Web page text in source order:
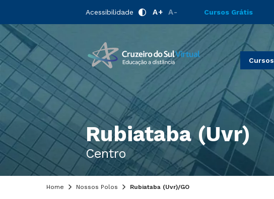
Acessibilidade A+ A- Cursos Grátis
Cursos
Rubiataba (Uvr)
Centro
Home Nossos Polos Rubiataba (Uvr)/GO